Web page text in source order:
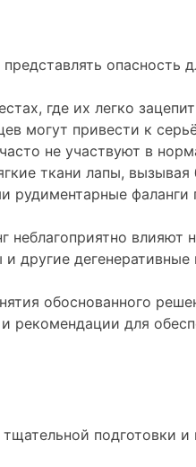
опасность
где их легко
могут привести к
не участвуют в
ткани лапы,
влияют
другие дегенеративные
обоснованного
рекомендации для
подготовки